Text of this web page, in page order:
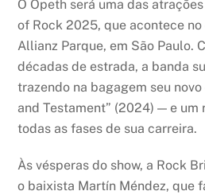
O Opeth será uma das
of Rock 2025, que acontece
Allianz Parque, em São Paulo.
décadas de estrada, a banda
trazendo na bagagem seu
and Testament” (2024) — e
todas as fases de sua carreira.
Às vésperas do show, a Rock
o baixista Martín Méndez, que